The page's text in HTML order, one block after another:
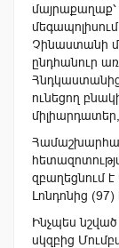
Չինաստանի
ընդհանուր
Հնդկաստանից
ունեցող
զբաղեցնում է
Լոնդոնից (97)
Ինչպես
սկզբից